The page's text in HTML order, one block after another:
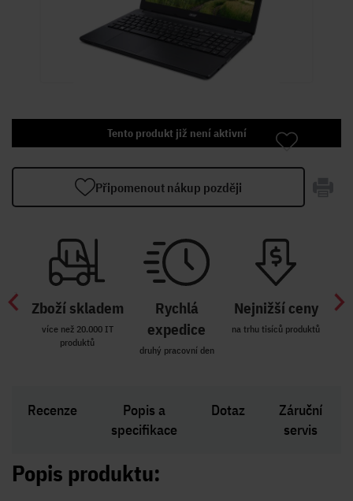
Tento produkt již není aktivní
Připomenout nákup později
Zboží skladem
více než 20.000 IT
produktů
Rychlá
expedice
druhý pracovní den
Nejnižší ceny
na trhu tisíců produktů
Recenze
Popis a
specifikace
Dotaz
Záruční
servis
Popis produktu: